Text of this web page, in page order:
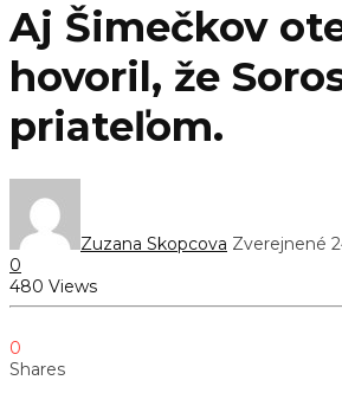
Aj Šimečkov
hovoril, že
priateľom.
Zuzana Skopcova Zverejnené
0
480 Views
0
Shares